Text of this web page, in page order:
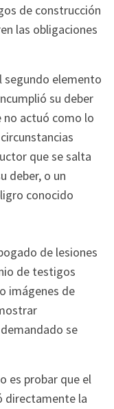
de construcción
las obligaciones
segundo elemento
su deber
no actuó como lo
que se salta
deber, o un
conocido
de lesiones
de testigos
imágenes de
se
es probar que el
directamente la